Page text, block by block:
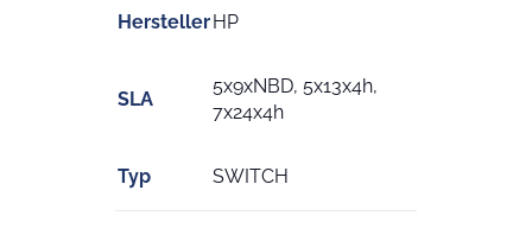
HerstellerHP
SLA
5x9xNBD, 5x13x4h,
7x24x4h
Typ SWITCH